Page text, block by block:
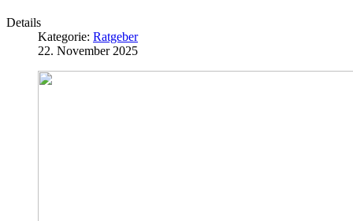
Details
Kategorie: Ratgeber
22. November 2025